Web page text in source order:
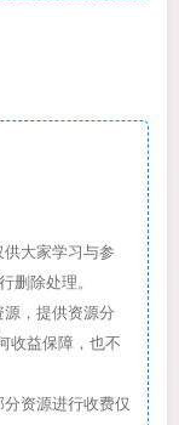
大家学习与参
删除处理。
，提供资源分
收益保障，也不
资源进行收费仅